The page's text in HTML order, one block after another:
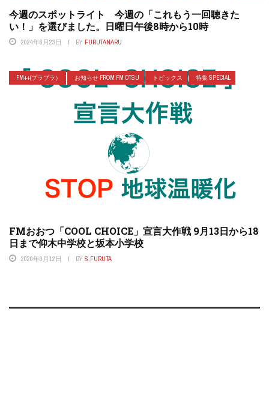
今週のスポットライト 今週の「これもう一回聴きた
い！」を選びました。日曜日午後8時から10時
2024年6月23日 BY FURUTANARU
FM++(プラプラ） お知らせ FROM FM OTSU トピックス 特集 SPECIAL
FMおおつ「COOL CHOICE」宣言大作戦 9月13日から18
日まで仰木中学校と坂本小学校
2020年9月12日 BY S.FURUTA